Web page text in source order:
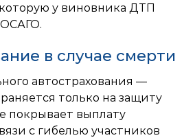
у виновника ДТП
в случае смерти
автострахования —
только на защиту
покрывает выплату
с гибелью участников